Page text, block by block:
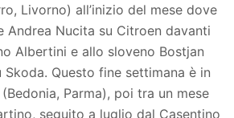
Livorno) all’inizio del mese dove
Andrea Nucita su Citroen davanti
Albertini e allo sloveno Bostjan
Skoda. Questo fine settimana è in
Parma), poi tra un mese
seguito a luglio dal Casentino